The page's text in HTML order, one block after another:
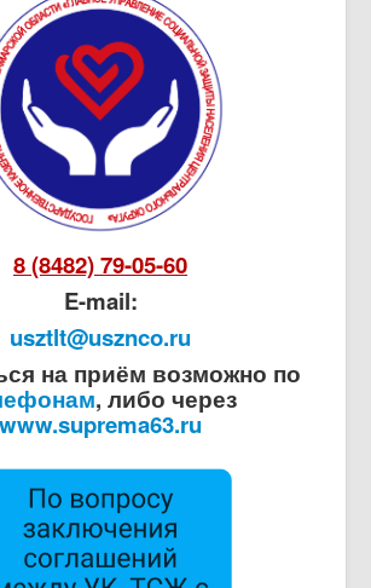
8 (8482) 79-05-60
E-mail:
usztlt@usznco.ru
на приём возможно по
, либо через
www.suprema63.ru